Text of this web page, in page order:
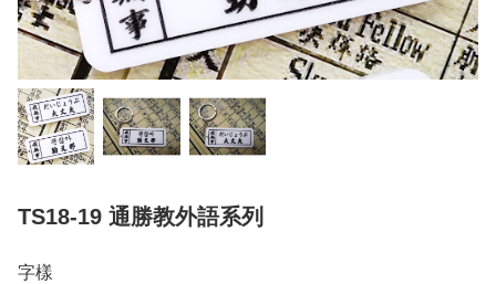
TS18-19 通勝教外語系列
字樣